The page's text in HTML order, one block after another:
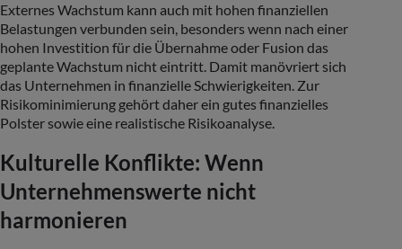
Externes Wachstum kann auch mit hohen finanziellen
Belastungen verbunden sein, besonders wenn nach einer
hohen Investition für die Übernahme oder Fusion das
geplante Wachstum nicht eintritt. Damit manövriert sich
das Unternehmen in finanzielle Schwierigkeiten. Zur
Risikominimierung gehört daher ein gutes finanzielles
Polster sowie eine realistische Risikoanalyse.
Kulturelle Konflikte: Wenn
Unternehmenswerte nicht
harmonieren